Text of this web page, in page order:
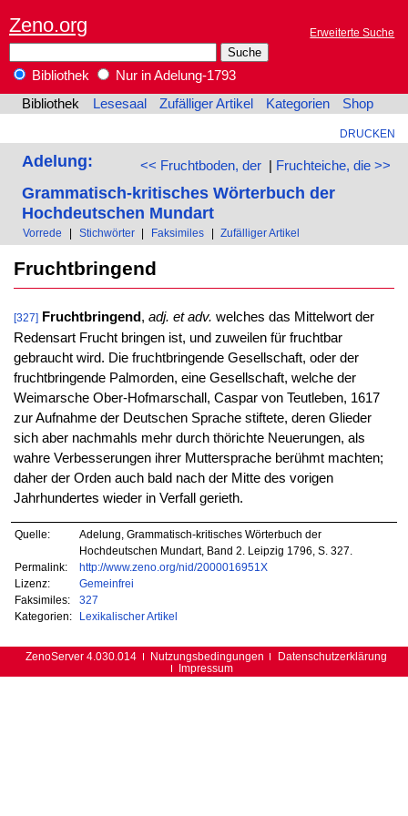
Zeno.org Erweiterte Suche
Bibliothek
Nur in Adelung-1793
Bibliothek
Lesesaal Zufälliger Artikel Kategorien Shop
DRUCKEN
<< Fruchtboden, der| Fruchteiche, die >>
Adelung:
Grammatisch-kritisches Wörterbuch der
Hochdeutschen Mundart
Vorrede | Stichwörter | Faksimiles | Zufälliger Artikel
Fruchtbringend
[327] Fruchtbringend , adj. et adv. welches das Mittelwort der
Redensart Frucht bringen ist, und zuweilen für fruchtbar
gebraucht wird. Die fruchtbringende Gesellschaft, oder der
fruchtbringende Palmorden, eine Gesellschaft, welche der
Weimarsche Ober-Hofmarschall, Caspar von Teutleben, 1617
zur Aufnahme der Deutschen Sprache stiftete, deren Glieder
sich aber nachmahls mehr durch thörichte Neuerungen, als
wahre Verbesserungen ihrer Muttersprache berühmt machten;
daher der Orden auch bald nach der Mitte des vorigen
Jahrhundertes wieder in Verfall gerieth.
Quelle:
Adelung, Grammatisch-kritisches Wörterbuch der
Hochdeutschen Mundart, Band 2. Leipzig 1796, S. 327.
Permalink:
http://www.zeno.org/nid/2000016951X
Lizenz:
Gemeinfrei
Faksimiles:
327
Kategorien:
Lexikalischer Artikel
ZenoServer 4.030.014 Nutzungsbedingungen
Datenschutzerklärung
Impressum